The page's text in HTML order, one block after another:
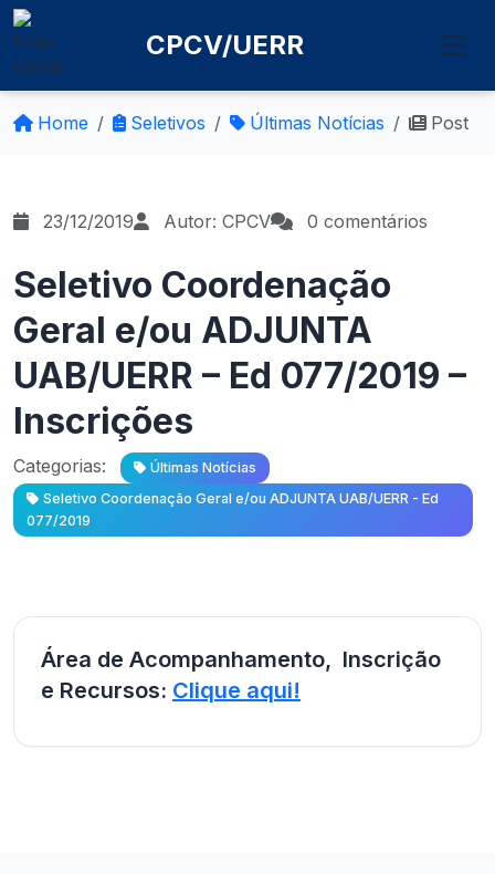
CPCV/UERR
Home Seletivos Últimas Notícias Post
23/12/2019 Autor: CPCV 0 comentários
Seletivo Coordenação
Geral e/ou ADJUNTA
UAB/UERR – Ed 077/2019 –
Inscrições
Categorias:
Últimas Notícias
Seletivo Coordenação Geral e/ou ADJUNTA UAB/UERR - Ed
077/2019
Área de Acompanhamento, Inscrição
e Recursos: Clique aqui!